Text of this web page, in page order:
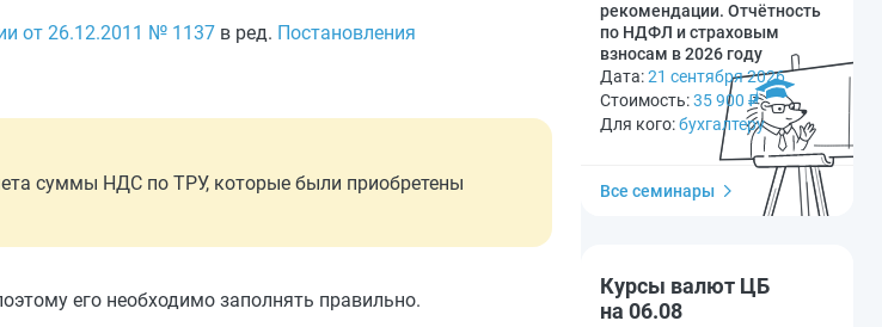
от 26.12.2011 № 1137 в ред. Постановления
суммы НДС по ТРУ, которые были приобретены
его необходимо заполнять правильно.
рекомендации. Отчётность
по НДФЛ и страховым
взносам в 2026 году
Дата:21 сентября 2026
Стоимость:35 900 ₽
Для кого:бухгалтеру
Все семинары
Курсы валют ЦБ
на 06.08